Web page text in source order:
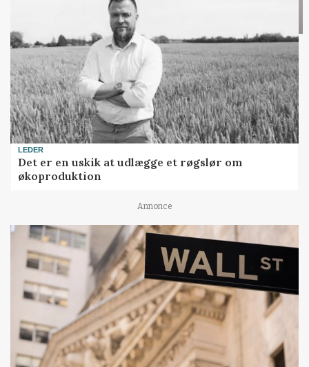
LEDER
Det er en uskik at udlægge et røgslør om
økoproduktion
Annonce